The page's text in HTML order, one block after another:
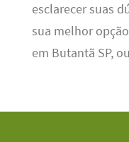
esclarecer suas
sua melhor
em Butantã SP,